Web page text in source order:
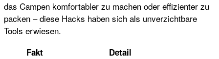
das Campen komfortabler zu machen oder effizienter zu
packen – diese Hacks haben sich als unverzichtbare
Tools erwiesen.
Fakt Detail